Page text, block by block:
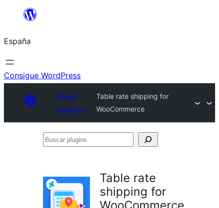
Saltar
contenido
España
Consigue WordPress
Plugin
Directory
Table rate shipping for
WooCommerce
Buscar
Table rate
shipping for